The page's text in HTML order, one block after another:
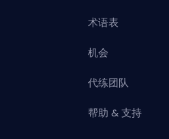
术语表
机会
代练团队
帮助 & 支持